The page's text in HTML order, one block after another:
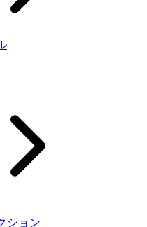
ション